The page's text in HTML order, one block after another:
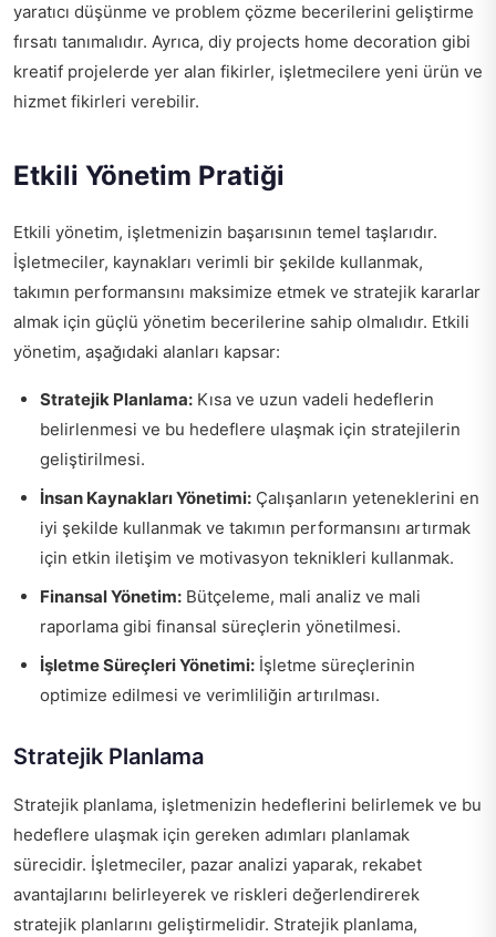
yaratıcı düşünme ve problem çözme becerilerini geliştirme
fırsatı tanımalıdır. Ayrıca, diy projects home decoration gibi
kreatif projelerde yer alan fikirler, işletmecilere yeni ürün ve
hizmet fikirleri verebilir.
Etkili Yönetim Pratiği
Etkili yönetim, işletmenizin başarısının temel taşlarıdır.
İşletmeciler, kaynakları verimli bir şekilde kullanmak,
takımın performansını maksimize etmek ve stratejik kararlar
almak için güçlü yönetim becerilerine sahip olmalıdır. Etkili
yönetim, aşağıdaki alanları kapsar:
Stratejik Planlama: Kısa ve uzun vadeli hedeflerin
belirlenmesi ve bu hedeflere ulaşmak için stratejilerin
geliştirilmesi.
İnsan Kaynakları Yönetimi: Çalışanların yeteneklerini en
iyi şekilde kullanmak ve takımın performansını artırmak
için etkin iletişim ve motivasyon teknikleri kullanmak.
Finansal Yönetim: Bütçeleme, mali analiz ve mali
raporlama gibi finansal süreçlerin yönetilmesi.
İşletme Süreçleri Yönetimi: İşletme süreçlerinin
optimize edilmesi ve verimliliğin artırılması.
Stratejik Planlama
Stratejik planlama, işletmenizin hedeflerini belirlemek ve bu
hedeflere ulaşmak için gereken adımları planlamak
sürecidir. İşletmeciler, pazar analizi yaparak, rekabet
avantajlarını belirleyerek ve riskleri değerlendirerek
stratejik planlarını geliştirmelidir. Stratejik planlama,